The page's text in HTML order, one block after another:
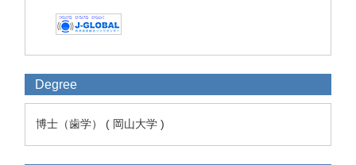
Degree
博士（歯学） ( 岡山大学 )